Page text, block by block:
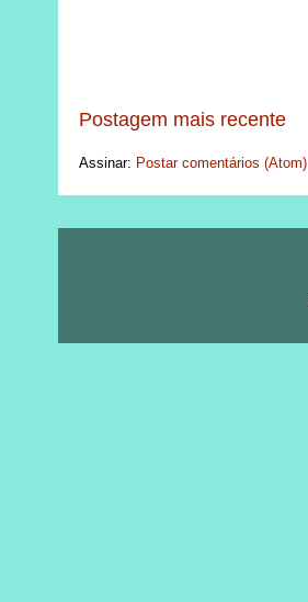
Postagem mais recente
Assinar: Postar comentários (Atom)